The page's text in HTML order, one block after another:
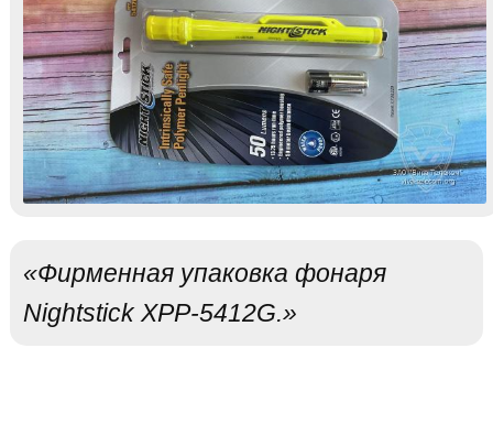
«Фирменная упаковка фонаря
Nightstick XPP-5412G.»